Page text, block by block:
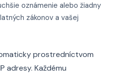
oznámenie alebo žiadny
zákonov a vašej
prostredníctvom
adresy. Každému